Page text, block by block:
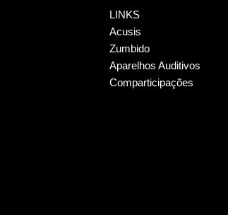
LINKS
Acusis
Zumbido
Aparelhos Auditivos
Comparticipações